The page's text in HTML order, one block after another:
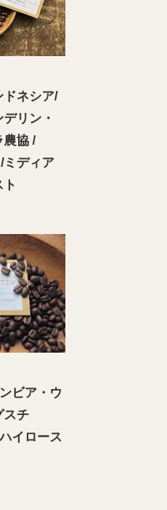
ドネシア/
リン・
農協 /
ディア
ビア・ウ
スチ
イロース